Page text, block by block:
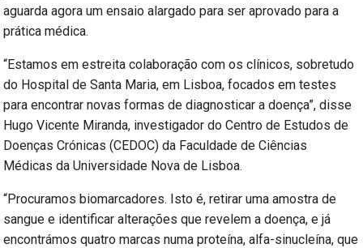
aguarda agora um ensaio alargado para ser aprovado para a
prática médica.
“Estamos em estreita colaboração com os clínicos, sobretudo
do Hospital de Santa Maria, em Lisboa, focados em testes
para encontrar novas formas de diagnosticar a doença”, disse
Hugo Vicente Miranda, investigador do Centro de Estudos de
Doenças Crónicas (CEDOC) da Faculdade de Ciências
Médicas da Universidade Nova de Lisboa.
“Procuramos biomarcadores. Isto é, retirar uma amostra de
sangue e identificar alterações que revelem a doença, e já
encontrámos quatro marcas numa proteína, alfa-sinucleína, que